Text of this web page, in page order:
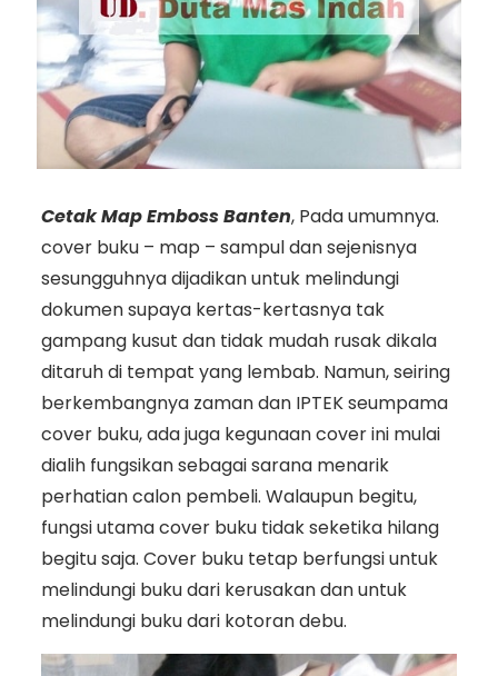
Cetak Map Emboss Banten, Pada umumnya.
cover buku – map – sampul dan sejenisnya
sesungguhnya dijadikan untuk melindungi
dokumen supaya kertas-kertasnya tak
gampang kusut dan tidak mudah rusak dikala
ditaruh di tempat yang lembab. Namun, seiring
berkembangnya zaman dan IPTEK seumpama
cover buku, ada juga kegunaan cover ini mulai
dialih fungsikan sebagai sarana menarik
perhatian calon pembeli. Walaupun begitu,
fungsi utama cover buku tidak seketika hilang
begitu saja. Cover buku tetap berfungsi untuk
melindungi buku dari kerusakan dan untuk
melindungi buku dari kotoran debu.